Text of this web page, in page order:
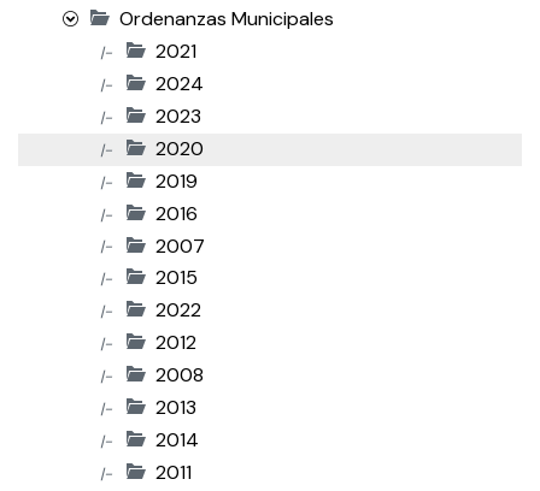
Ordenanzas Municipales
|- 2021
|- 2024
|- 2023
|- 2020
|- 2019
|- 2016
|- 2007
|- 2015
|- 2022
|- 2012
|- 2008
|- 2013
|- 2014
|- 2011